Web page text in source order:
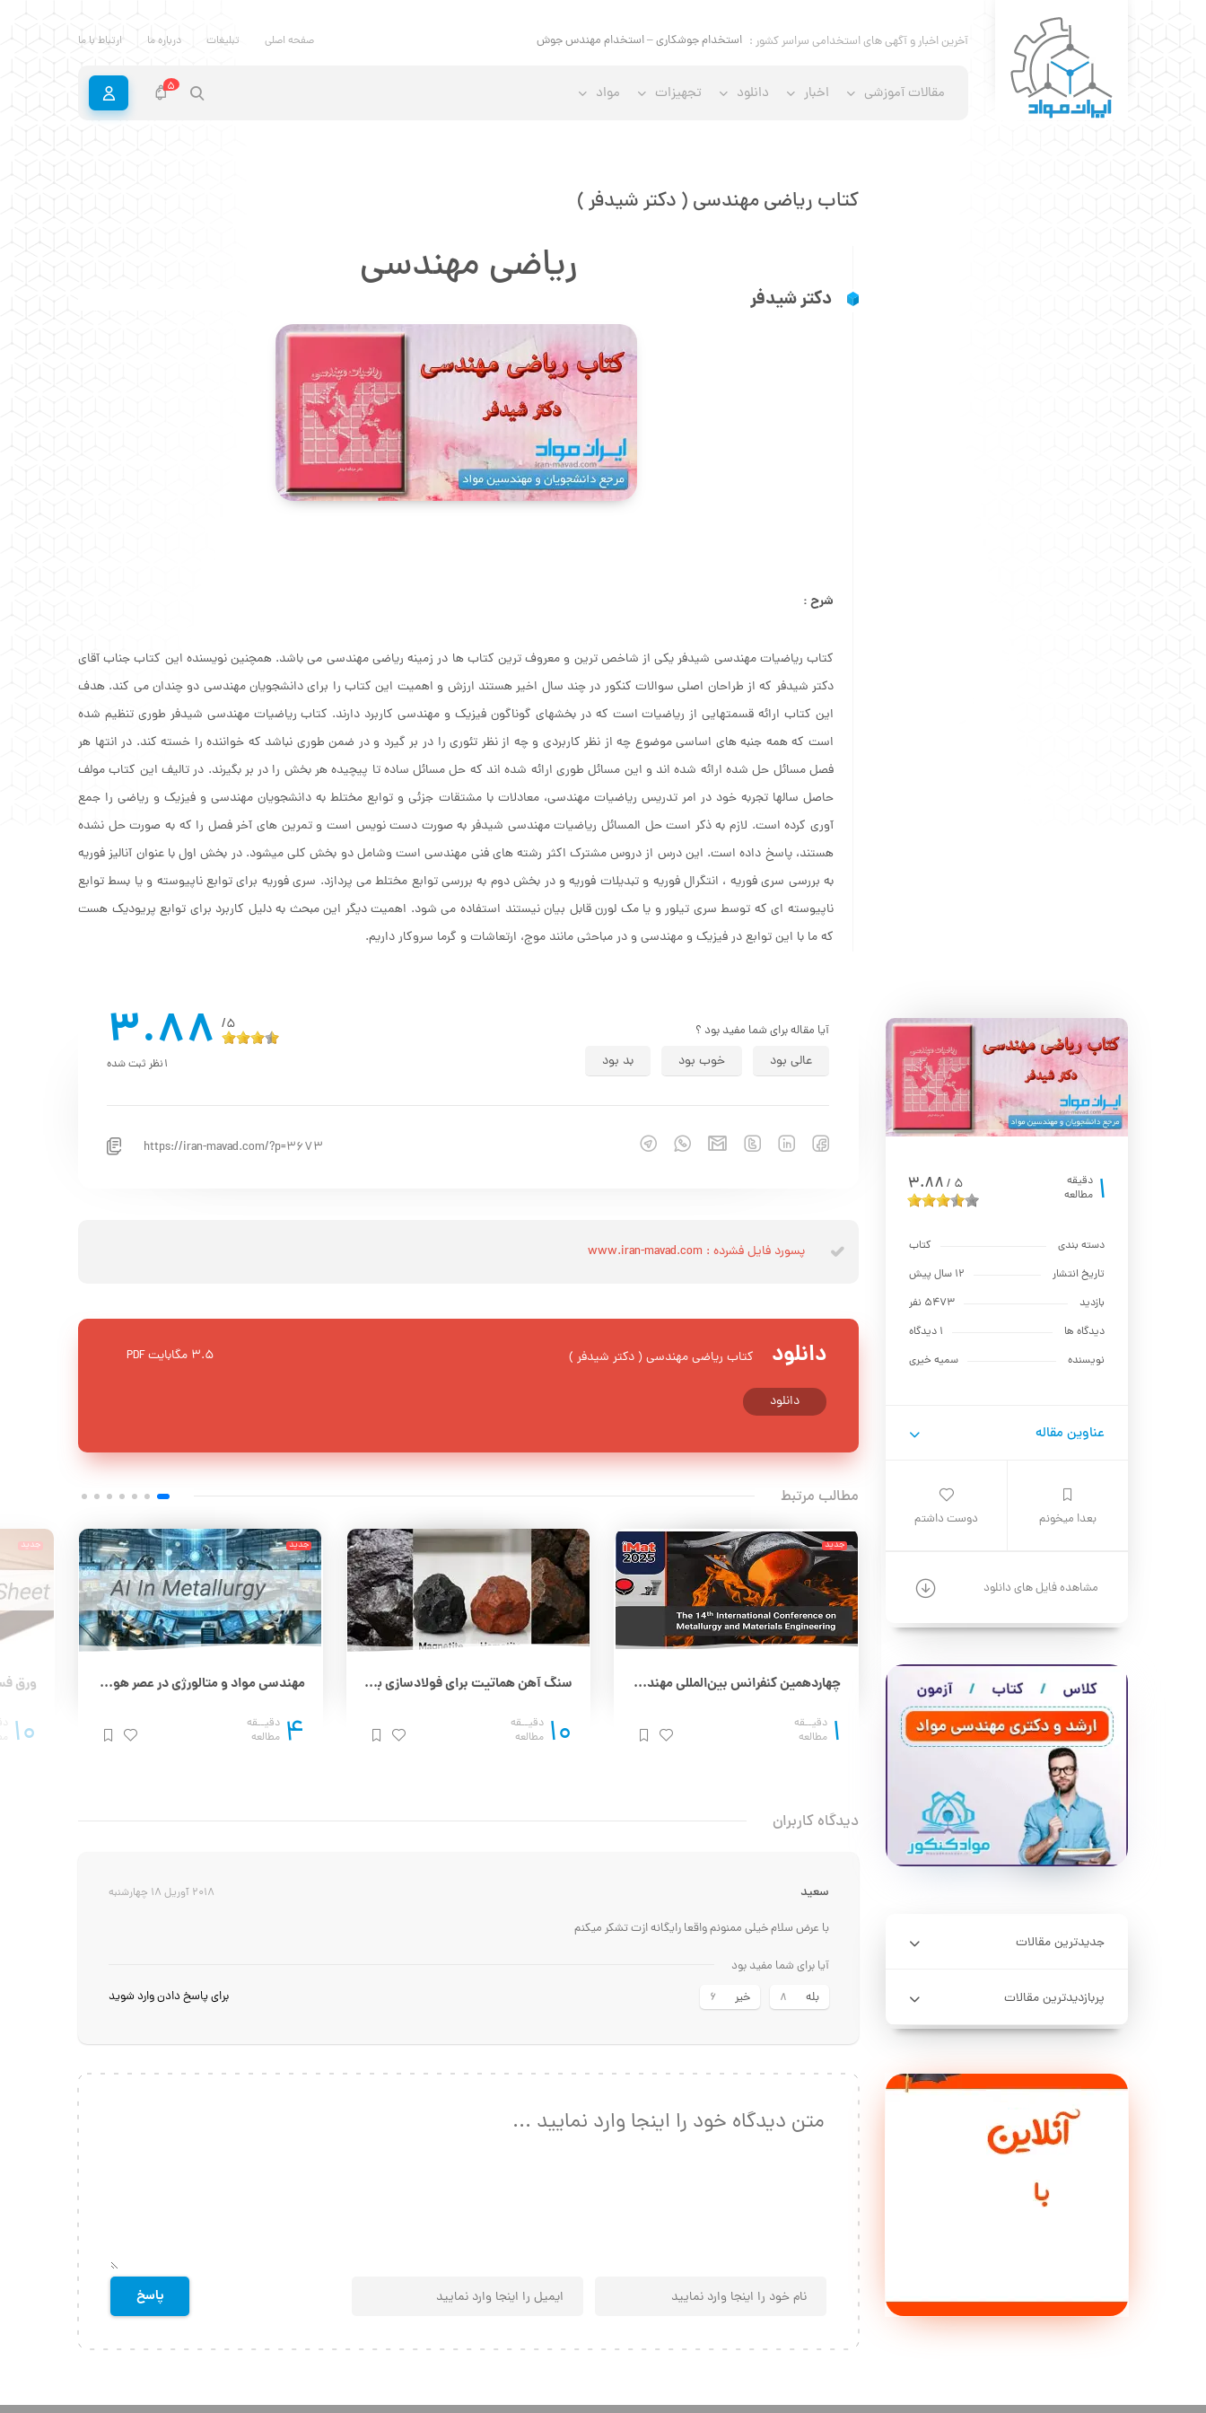
آخرین اخبار و آگهی های استخدامی سراسر کشور : استخدام جوشکاری – استخدام مهندس جوش صفحه اصلی تبلیغات درباره ما ارتباط با ما
مقالات آموزشی اخبار دانلود تجهیزات مواد 5
1 دقیقه
مطالعه
5
/
3.88
دسته بندی
کتاب
تاریخ انتشار
12 سال پیش
بازدید
5473 نفر
دیدگاه ها
1 دیدگاه
نویسنده
سمیه خیری
عناوین مقاله
بعدا میخونم دوست داشتم
مشاهده فایل های دانلود
جدیدترین مقالات
پربازدیدترین مقالات
کتاب ریاضی مهندسی ( دکتر شیدفر )
ریاضی مهندسی
دکتر شیدفر
شرح :
کتاب ریاضیات مهندسی شیدفر یکی از شاخص ترین و معروف ترین کتاب ها در زمینه ریاضی مهندسی می باشد. همچنین نویسنده این کتاب جناب آقای
دکتر شیدفر که از طراحان اصلی سوالات کنکور در چند سال اخیر هستند ارزش و اهمیت این کتاب را برای دانشجویان مهندسی دو چندان می کند. هدف
این کتاب ارائه قسمتهایی از ریاضیات است که در بخشهای گوناگون فیزیک و مهندسی کاربرد دارند. کتاب ریاضیات مهندسی شیدفر طوری تنظیم شده
است که همه جنبه های اساسی موضوع چه از نظر کاربردی و چه از نظر تئوری را در بر گیرد و در ضمن طوری نباشد که خواننده را خسته کند. در انتها هر
فصل مسائل حل شده ارائه شده اند و این مسائل طوری ارائه شده اند که حل مسائل ساده تا پیچیده هر بخش را در بر بگیرند. در تالیف این کتاب مولف
حاصل سالها تجربه خود در امر تدریس ریاضیات مهندسی، معادلات با مشتقات جزئی و توابع مختلط به دانشجویان مهندسی و فیزیک و ریاضی را جمع
آوری کرده است. لازم به ذکر است حل المسائل ریاضیات مهندسی شیدفر به صورت دست نویس است و تمرین های آخر فصل را که به صورت حل نشده
هستند، پاسخ داده است. این درس از دروس مشترک اکثر رشته های فنی مهندسی است وشامل دو بخش کلی میشود. در بخش اول با عنوان آنالیز فوریه
به بررسی سری فوریه ، انتگرال فوریه و تبدیلات فوریه و در بخش دوم به بررسی توابع مختلط می پردازد. سری فوریه برای توابع ناپیوسته و یا بسط توابع
ناپیوسته ای که توسط سری تیلور و یا مک لورن قابل بیان نیستند استفاده می شود. اهمیت دیگر این مبحث به دلیل کاربرد برای توابع پریودیک هست
که ما با این توابع در فیزیک و مهندسی و در مباحثی مانند موج، ارتعاشات و گرما سروکار داریم.
آیا مقاله برای شما مفید بود ؟
عالی بود خوب بود بد بود
5/
3.88
1نظر ثبت شده
https://iran-mavad.com/?p=3673
پسورد فایل فشرده : www.iran-mavad.com
دانلود کتاب ریاضی مهندسی ( دکتر شیدفر ) 3.5 مگابایت PDF
دانلود
مطالب مرتبط
6 دقیــقه
مطالعه
جدید
چهاردهمین کنفرانس بین‌المللی مهندسی مواد و متالورژی (IMAT 2025) – 25 و 26 آذر
1 دقیــقه
مطالعه
سنگ آهن هماتیت برای فولادسازی بهتر است یا مگنتیت؟
10 دقیــقه
مطالعه
جدید
مهندسی مواد و متالورژی در عصر هوش مصنوعی
4 دقیــقه
مطالعه
جدید
10
دیدگاه کاربران
سعید 2018 آوریل 18 چهارشنبه
با عرض سلام خیلی ممنونم واقعا رایگانه ازت تشکر میکنم
آیا برای شما مفید بود
بله
8 خیر 6 برای پاسخ دادن وارد شوید